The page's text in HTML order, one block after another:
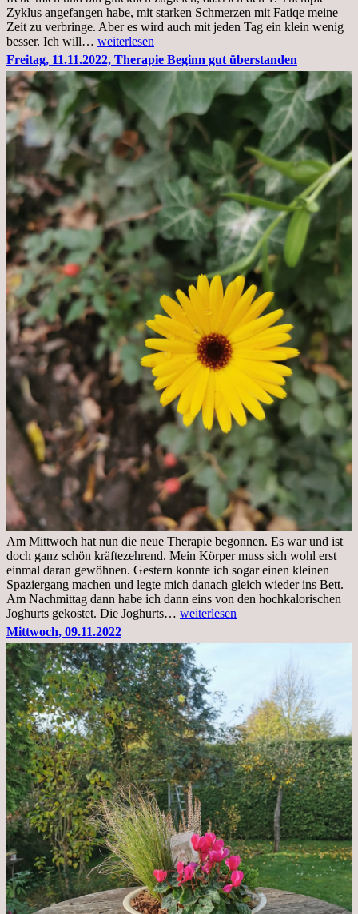
Zyklus angefangen habe, mit starken Schmerzen mit Fatiqe meine
Zeit zu verbringe. Aber es wird auch mit jeden Tag ein klein wenig
besser. Ich will… Sonntag,
20.11.2022,
Todensonntag
weiterlesen
Freitag, 11.11.2022, Therapie Beginn gut überstanden
Am Mittwoch hat nun die neue Therapie begonnen. Es war und ist
doch ganz schön kräftezehrend. Mein Körper muss sich wohl erst
einmal daran gewöhnen. Gestern konnte ich sogar einen kleinen
Spaziergang machen und legte mich danach gleich wieder ins Bett.
Am Nachmittag dann habe ich dann eins von den hochkalorischen
Joghurts gekostet. Die Joghurts… Freitag,
Therapie
Beginn
gut
überstanden
weiterlesen
Mittwoch, 09.11.2022